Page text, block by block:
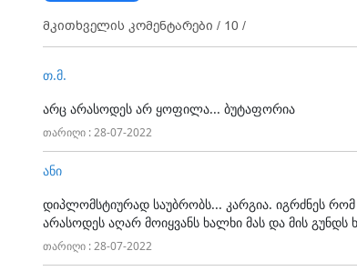
მკითხველის კომენტარები / 10 /
თ.მ.
არც არასოდეს არ ყოფილა... ბუტაფორია
თარიღი : 28-07-2022
ანი
დიპლომსტიურად საუბრობს... კარგია. იგრძნეს
არასოდეს აღარ მოიყვანს ხალხი მას და მის
თარიღი : 28-07-2022